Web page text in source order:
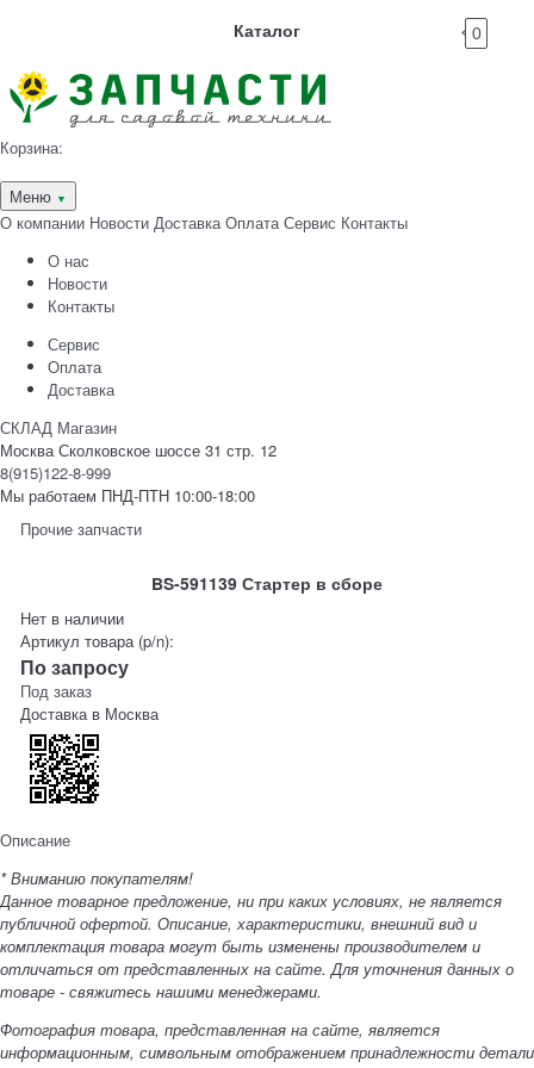
Каталог 0
Корзина:
Меню ▼
О компании Новости Доставка Оплата Сервис Контакты
О нас
Новости
Контакты
Сервис
Оплата
Доставка
СКЛАД Магазин
Москва Сколковское шоссе 31 стр. 12
8(915)122-8-999
Мы работаем ПНД-ПТН 10:00-18:00
Прочие запчасти
BS-591139 Стартер в сборе
Нет в наличии
Артикул товара (p/n):
По запросу
Под заказ
Доставка в Москва
Описание
* Вниманию покупателям!
Данное товарное предложение, ни при каких условиях, не является
публичной офертой. Описание, характеристики, внешний вид и
комплектация товара могут быть изменены производителем и
отличаться от представленных на сайте. Для уточнения данных о
товаре - свяжитесь нашими менеджерами.
Фотография товара, представленная на сайте, является
информационным, символьным отображением принадлежности детали